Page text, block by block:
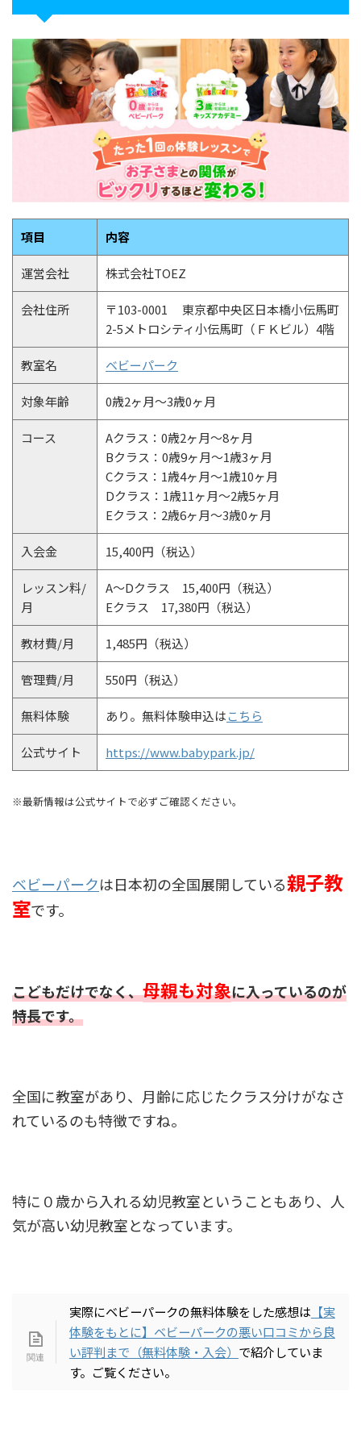
項目 内容
運営会社 株式会社TOEZ
会社住所
〒103-0001 東京都中央区日本橋小伝馬町
2-5メトロシティ小伝馬町（ＦＫビル）4階
教室名 ベビーパーク
対象年齢 0歳2ヶ月〜3歳0ヶ月
コース
Aクラス：0歳2ヶ月〜8ヶ月
Bクラス：0歳9ヶ月〜1歳3ヶ月
Cクラス：1歳4ヶ月〜1歳10ヶ月
Dクラス：1歳11ヶ月〜2歳5ヶ月
Eクラス：2歳6ヶ月〜3歳0ヶ月
入会金 15,400円（税込）
レッスン料/
月
A～Dクラス 15,400円（税込）
Eクラス 17,380円（税込）
教材費/月 1,485円（税込）
管理費/月 550円（税込）
無料体験 あり。無料体験申込はこちら
公式サイト https://www.babypark.jp/
※最新情報は公式サイトで必ずご確認ください。
ベビーパークは日本初の全国展開している親子教
室です。
こどもだけでなく、母親も対象に入っているのが
特長です。
全国に教室があり、月齢に応じたクラス分けがなさ
れているのも特徴ですね。
特に０歳から入れる幼児教室ということもあり、人
気が高い幼児教室となっています。
実際にベビーパークの無料体験をした感想は 【実
体験をもとに】ベビーパークの悪い口コミから良
い評判まで（無料体験・入会） で紹介していま
す。ご覧ください。